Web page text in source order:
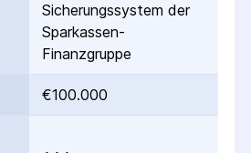
Sicherungssystem der
Sparkassen-
Finanzgruppe
€100.000